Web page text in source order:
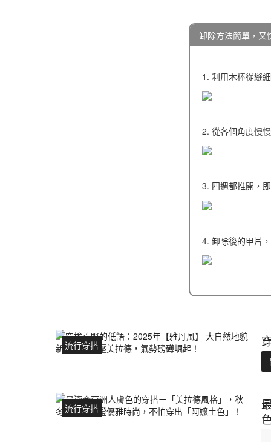
卸除方法簡單，又
1. 利用木棒從縫
2. 從各個角度慢
3. 四週都推開，
4. 卸除後的甲片
流行穿搭
流行穿搭